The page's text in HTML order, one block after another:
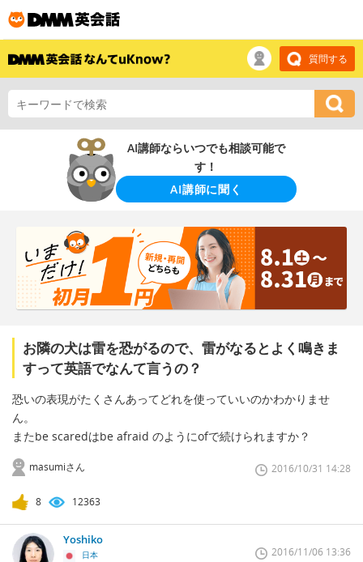
質問する
AI講師ならいつでも相談可能で
す！
AI講師に聞く
お隣の犬は雷を恐がるので、雷がなるとよく鳴きま
すって英語でなんて言うの？
恐いの表現がたくさんあってどれを使っていいのかわかりませ
ん。
またbe scaredはbe afraid のようにofで続けられますか？
masumiさん 2016/10/31 14:28
8 12363
Yoshiko
日本 2016/11/06 13:36